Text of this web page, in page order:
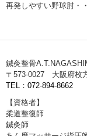
再発しやすい野球肘・
鍼灸整骨
〒573-0027 大阪府枚
TEL：072-894-8662
【資格者】
柔道整復師
鍼灸師